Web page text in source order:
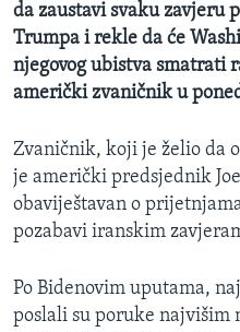
da zaustavi svaku zavjeru
Trumpa i rekle da će
njegovog ubistva smatrati
američki zvaničnik u
Zvaničnik, koji je želio da
je američki predsjednik
obaviještavan o
pozabavi iranskim
Po Bidenovim uputama,
poslali su poruke najvišim